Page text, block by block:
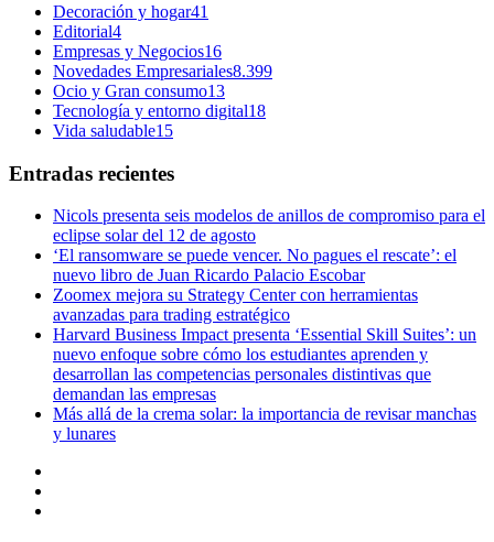
Decoración y hogar41
Editorial4
Empresas y Negocios16
Novedades Empresariales8.399
Ocio y Gran consumo13
Tecnología y entorno digital18
Vida saludable15
Entradas recientes
Nicols presenta seis modelos de anillos de compromiso para el
eclipse solar del 12 de agosto
‘El ransomware se puede vencer. No pagues el rescate’: el
nuevo libro de Juan Ricardo Palacio Escobar
Zoomex mejora su Strategy Center con herramientas
avanzadas para trading estratégico
Harvard Business Impact presenta ‘Essential Skill Suites’: un
nuevo enfoque sobre cómo los estudiantes aprenden y
desarrollan las competencias personales distintivas que
demandan las empresas
Más allá de la crema solar: la importancia de revisar manchas
y lunares